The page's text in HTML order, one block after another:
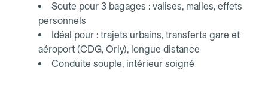
Soute pour 3 bagages : valises, malles, effets
personnels
Idéal pour : trajets urbains, transferts gare et
aéroport (CDG, Orly), longue distance
Conduite souple, intérieur soigné